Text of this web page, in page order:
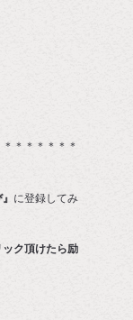
＊＊＊＊＊＊
に登録してみ
ク頂けたら励